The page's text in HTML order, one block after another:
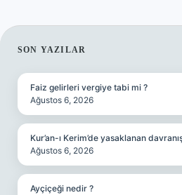
SIDEBAR
SON YAZILAR
Faiz gelirleri vergiye tabi mi ?
Ağustos 6, 2026
Kur’an-ı Kerim’de yasaklanan
Ağustos 6, 2026
Ayçiçeği nedir ?